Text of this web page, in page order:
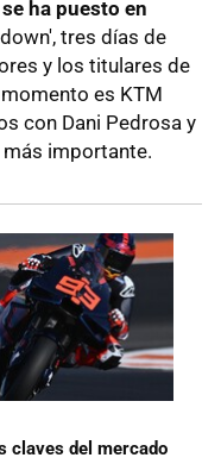
ha puesto en
tres días de
y los titulares de
es KTM
con Dani Pedrosa y
importante.
claves del mercado